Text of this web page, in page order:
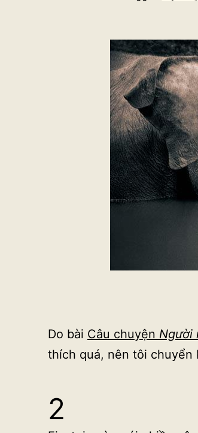
Do bài Câu chuyện Người
thích quá, nên tôi chuyển
2